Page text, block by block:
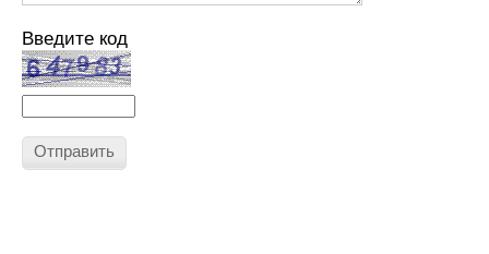
Введите код
Отправить